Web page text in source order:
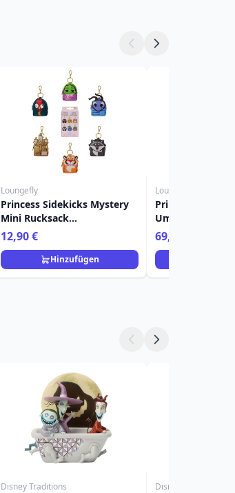
Loungefly
Princess Sidekicks Mystery
Mini Rucksack
Schlüsselanhänger Charm -
Disney Loungefly
12,90 €
Hinzufügen
Loungefly
Prinzessin
Loungefly
69,90 €
Disney Traditions Disney